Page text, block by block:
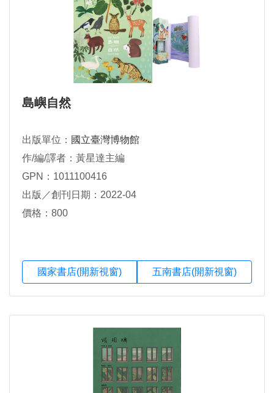
島嶼自然
出版單位： 國立臺灣博物館
作/編/譯者：黃星達主編
GPN：1011100416
出版／創刊日期：2022-04
價格：800
國家書店(開新視窗) 五南書店(開新視窗)